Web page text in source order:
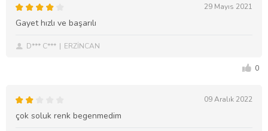
29 Mayıs 2021
Gayet hızlı ve başarılı
D*** C*** ERZİNCAN
0
09 Aralık 2022
çok soluk renk begenmedim